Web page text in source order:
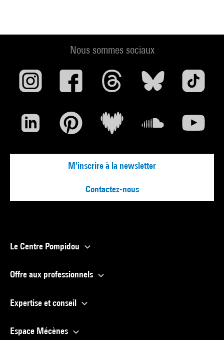
Nous sommes sociaux
M'inscrire à la newsletter
Contactez-nous
Le Centre Pompidou
Offre aux professionnels
Expertise et conseil
Espace Mécènes